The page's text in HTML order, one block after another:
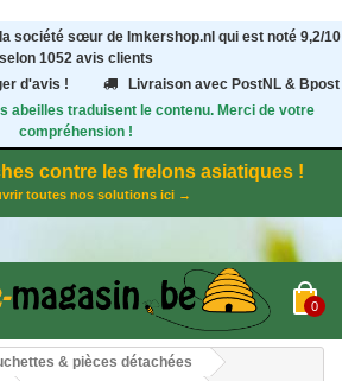
société sœur de Imkershop.nl qui est noté 9,2/10
selon 1052 avis clients
d'avis !
Livraison avec PostNL & Bpost
abeilles traduisent le contenu. Merci de votre
compréhension !
contre les frelons asiatiques !
toutes nos solutions ici →
0
& pièces détachées